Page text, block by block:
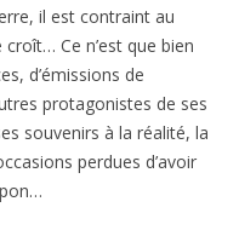
il est contraint au
Ce n’est que bien
d’émissions de
protagonistes de ses
souvenirs à la réalité, la
perdues d’avoir